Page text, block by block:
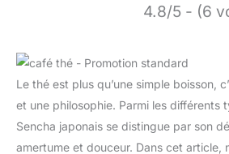
4.8/5 - (6
Le thé est plus qu’une simple boisson,
et une philosophie. Parmi les différents
Sencha japonais se distingue par son
amertume et douceur. Dans cet article,